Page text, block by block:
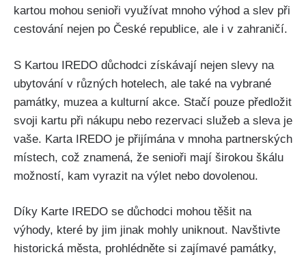
kartou mohou senioři využívat mnoho výhod a slev při
cestování nejen po České republice, ale i v zahraničí.
S Kartou IREDO důchodci získávají nejen slevy na
ubytování v různých hotelech, ale také na vybrané
památky, muzea a kulturní akce. Stačí pouze předložit
svoji kartu při nákupu nebo rezervaci služeb a sleva je
vaše. Karta IREDO je přijímána v mnoha partnerských
místech, což znamená, že senioři mají širokou škálu
možností, kam vyrazit na výlet nebo dovolenou.
Díky Karte IREDO se důchodci mohou těšit na
výhody, které by jim jinak mohly uniknout. Navštivte
historická města, prohlédněte si zajímavé památky,